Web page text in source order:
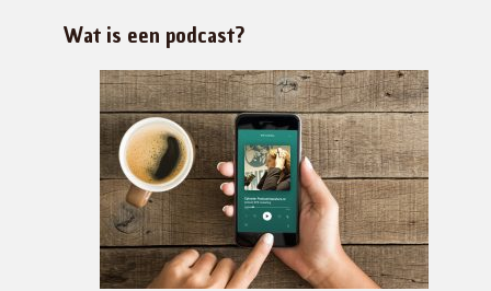
Wat is een podcast?